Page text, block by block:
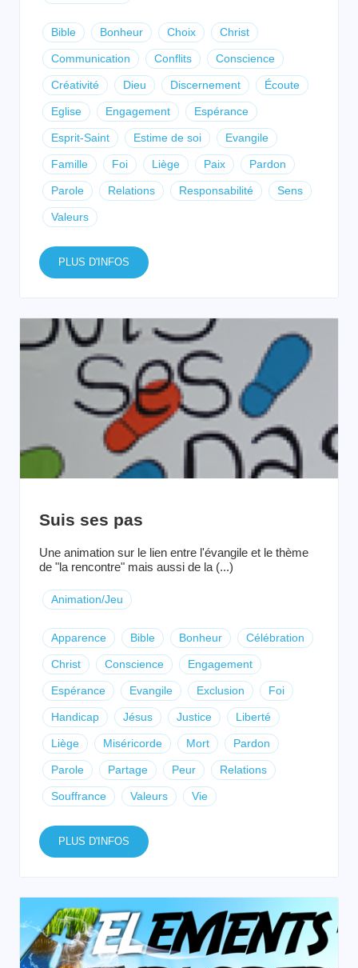
Bible Bonheur Choix Christ
Communication Conflits Conscience
Créativité Dieu Discernement Écoute
Eglise Engagement Espérance
Esprit-Saint Estime de soi Evangile
Famille Foi Liège Paix Pardon
Parole Relations Responsabilité Sens
Valeurs
PLUS D'INFOS
Suis ses pas
Une animation sur le lien entre l'évangile et le thème
de "la rencontre" mais aussi de la (...)
Animation/Jeu
Apparence Bible Bonheur Célébration
Christ Conscience Engagement
Espérance Evangile Exclusion Foi
Handicap Jésus Justice Liberté
Liège Miséricorde Mort Pardon
Parole Partage Peur Relations
Souffrance Valeurs Vie
PLUS D'INFOS